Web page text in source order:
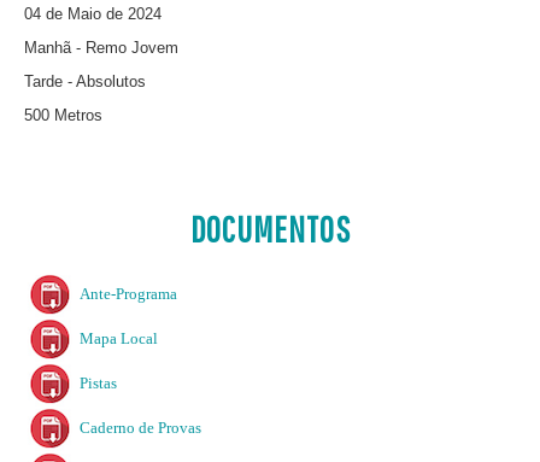
04 de Maio de 2024
Manhã - Remo Jovem
Tarde - Absolutos
500 Metros
DOCUMENTOS
Ante-Programa
Mapa Local
Pistas
Caderno de Provas